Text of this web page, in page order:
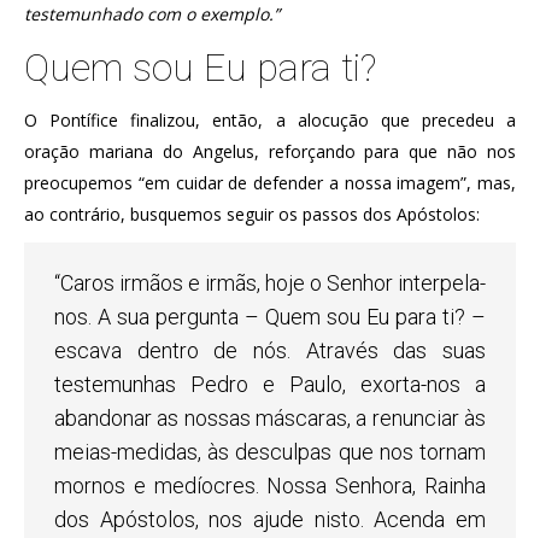
testemunhado com o exemplo.”
Quem sou Eu para ti?
O Pontífice finalizou, então, a alocução que precedeu a
oração mariana do Angelus, reforçando para que não nos
preocupemos “em cuidar de defender a nossa imagem”, mas,
ao contrário, busquemos seguir os passos dos Apóstolos:
“Caros irmãos e irmãs, hoje o Senhor interpela-
nos. A sua pergunta – Quem sou Eu para ti? –
escava dentro de nós. Através das suas
testemunhas Pedro e Paulo, exorta-nos a
abandonar as nossas máscaras, a renunciar às
meias-medidas, às desculpas que nos tornam
mornos e medíocres. Nossa Senhora, Rainha
dos Apóstolos, nos ajude nisto. Acenda em